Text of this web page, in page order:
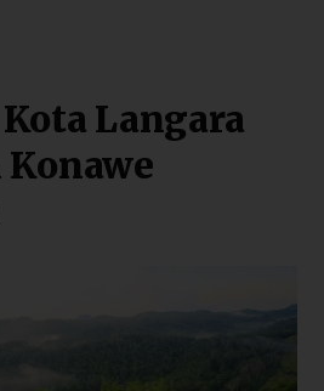
Langara